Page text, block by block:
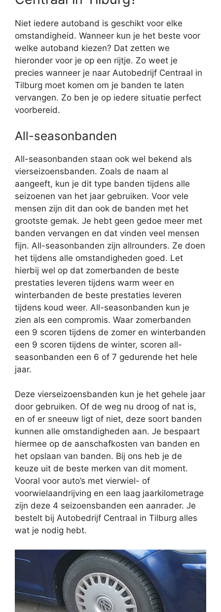
Niet iedere autoband is geschikt voor elke
omstandigheid. Wanneer kun je het beste voor
welke autoband kiezen? Dat zetten we
hieronder voor je op een rijtje. Zo weet je
precies wanneer je naar Autobedrijf Centraal in
Tilburg moet komen om je banden te laten
vervangen. Zo ben je op iedere situatie perfect
voorbereid.
All-seasonbanden
All-seasonbanden staan ook wel bekend als
vierseizoensbanden. Zoals de naam al
aangeeft, kun je dit type banden tijdens alle
seizoenen van het jaar gebruiken. Voor vele
mensen zijn dit dan ook de banden met het
grootste gemak. Je hebt geen gedoe meer met
banden vervangen en dat vinden veel mensen
fijn. All-seasonbanden zijn allrounders. Ze doen
het tijdens alle omstandigheden goed. Let
hierbij wel op dat zomerbanden de beste
prestaties leveren tijdens warm weer en
winterbanden de beste prestaties leveren
tijdens koud weer. All-seasonbanden kun je
zien als een compromis. Waar zomerbanden
een 9 scoren tijdens de zomer en winterbanden
een 9 scoren tijdens de winter, scoren all-
seasonbanden een 6 of 7 gedurende het hele
jaar.
Deze vierseizoensbanden kun je het gehele jaar
door gebruiken. Of de weg nu droog of nat is,
en of er sneeuw ligt of niet, deze soort banden
kunnen alle omstandigheden aan. Je bespaart
hiermee op de aanschafkosten van banden en
het opslaan van banden. Bij ons heb je de
keuze uit de beste merken van dit moment.
Vooral voor auto’s met vierwiel- of
voorwielaandrijving en een laag jaarkilometrage
zijn deze 4 seizoensbanden een aanrader. Je
bestelt bij Autobedrijf Centraal in Tilburg alles
wat je nodig hebt.